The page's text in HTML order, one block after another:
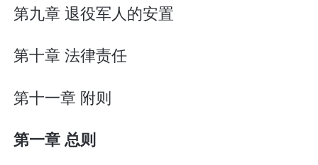
第九章 退役军人的安置
第十章 法律责任
第十一章 附则
第一章 总则